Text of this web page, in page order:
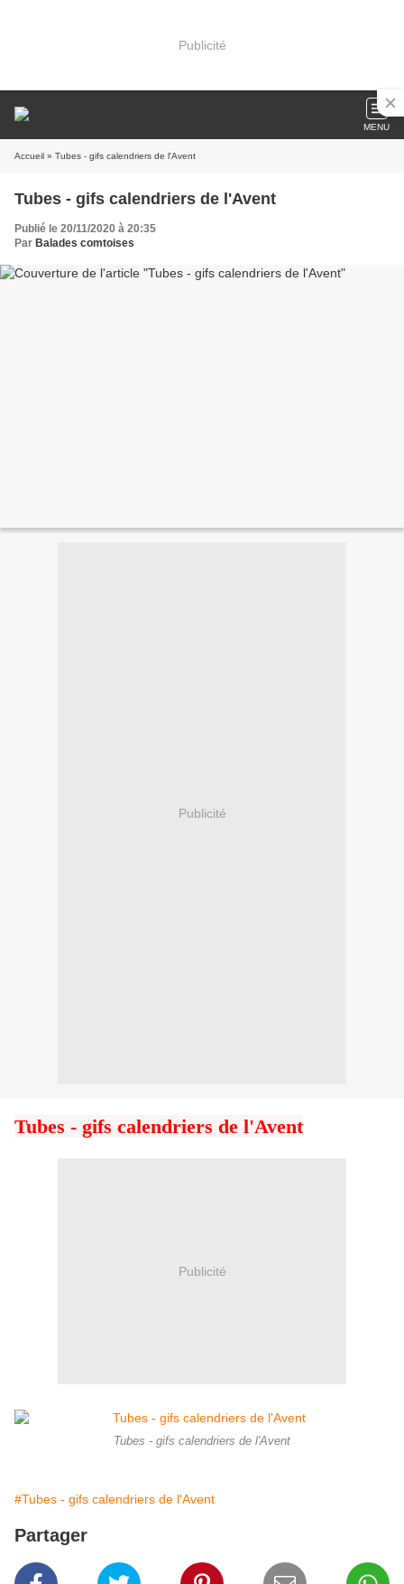
Publicité
MENU
Accueil » Tubes - gifs calendriers de l'Avent
Tubes - gifs calendriers de l'Avent
Publié le 20/11/2020 à 20:35
Par Balades comtoises
Publicité
Tubes - gifs calendriers de l'Avent
Publicité
Tubes - gifs calendriers de l'Avent
#Tubes - gifs calendriers de l'Avent
Partager